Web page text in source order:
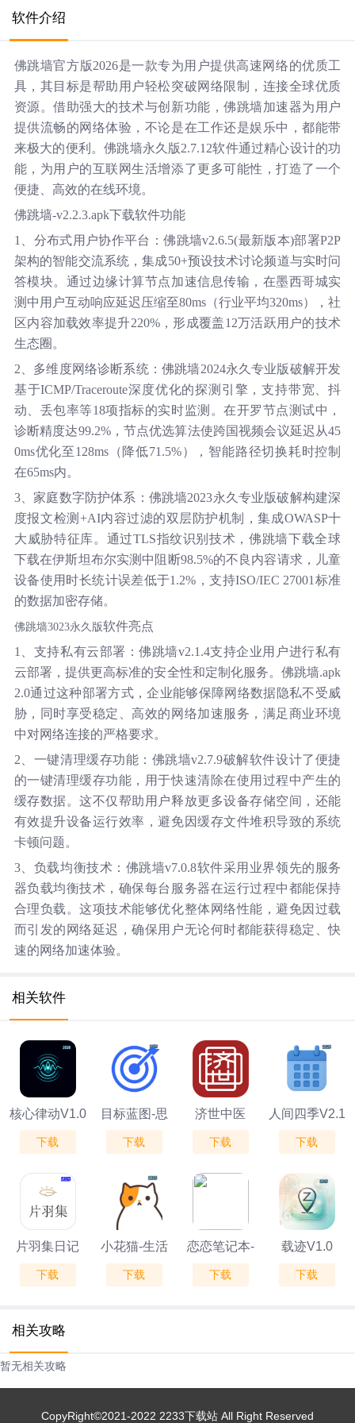
软件介绍
佛跳墙官方版2026是一款专为用户提供高速网络的优质工
具，其目标是帮助用户轻松突破网络限制，连接全球优质
资源。借助强大的技术与创新功能，佛跳墙加速器为用户
提供流畅的网络体验，不论是在工作还是娱乐中，都能带
来极大的便利。佛跳墙永久版2.7.12软件通过精心设计的功
能，为用户的互联网生活增添了更多可能性，打造了一个
便捷、高效的在线环境。
佛跳墙-v2.2.3.apk下载软件功能
1、分布式用户协作平台：佛跳墙v2.6.5(最新版本)部署P2P
架构的智能交流系统，集成50+预设技术讨论频道与实时问
答模块。通过边缘计算节点加速信息传输，在墨西哥城实
测中用户互动响应延迟压缩至80ms（行业平均320ms），社
区内容加载效率提升220%，形成覆盖12万活跃用户的技术
生态圈。
2、多维度网络诊断系统：佛跳墙2024永久专业版破解开发
基于ICMP/Traceroute深度优化的探测引擎，支持带宽、抖
动、丢包率等18项指标的实时监测。在开罗节点测试中，
诊断精度达99.2%，节点优选算法使跨国视频会议延迟从45
0ms优化至128ms（降低71.5%），智能路径切换耗时控制
在65ms内。
3、家庭数字防护体系：佛跳墙2023永久专业版破解构建深
度报文检测+AI内容过滤的双层防护机制，集成OWASP十
大威胁特征库。通过TLS指纹识别技术，佛跳墙下载全球
下载在伊斯坦布尔实测中阻断98.5%的不良内容请求，儿童
设备使用时长统计误差低于1.2%，支持ISO/IEC 27001标准
的数据加密存储。
佛跳墙3023永久版软件亮点
1、支持私有云部署：佛跳墙v2.1.4支持企业用户进行私有
云部署，提供更高标准的安全性和定制化服务。佛跳墙.apk
2.0通过这种部署方式，企业能够保障网络数据隐私不受威
胁，同时享受稳定、高效的网络加速服务，满足商业环境
中对网络连接的严格要求。
2、一键清理缓存功能：佛跳墙v2.7.9破解软件设计了便捷
的一键清理缓存功能，用于快速清除在使用过程中产生的
缓存数据。这不仅帮助用户释放更多设备存储空间，还能
有效提升设备运行效率，避免因缓存文件堆积导致的系统
卡顿问题。
3、负载均衡技术：佛跳墙v7.0.8软件采用业界领先的服务
器负载均衡技术，确保每台服务器在运行过程中都能保持
合理负载。这项技术能够优化整体网络性能，避免因过载
而引发的网络延迟，确保用户无论何时都能获得稳定、快
速的网络加速体验。
相关软件
核心律动V1.0
下载
目标蓝图-思
维导图·目标
管理V1.0.4
下载
济世中医
下载
人间四季V2.1
下载
片羽集日记
V1.4.5
下载
小花猫-生活
记事本V1.0.2
下载
恋恋笔记本-
记账V1.1
下载
载迹V1.0
下载
相关攻略
暂无相关攻略
CopyRight©2021-2022 2233下载站 All Right Reserved